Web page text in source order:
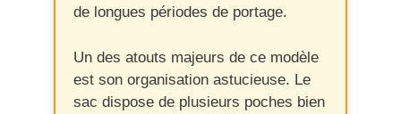
de longues périodes de portage.
Un des atouts majeurs de ce modèle
est son organisation astucieuse. Le
sac dispose de plusieurs poches bien